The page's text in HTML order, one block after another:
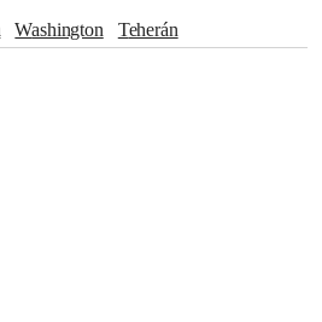
Washington
Teherán